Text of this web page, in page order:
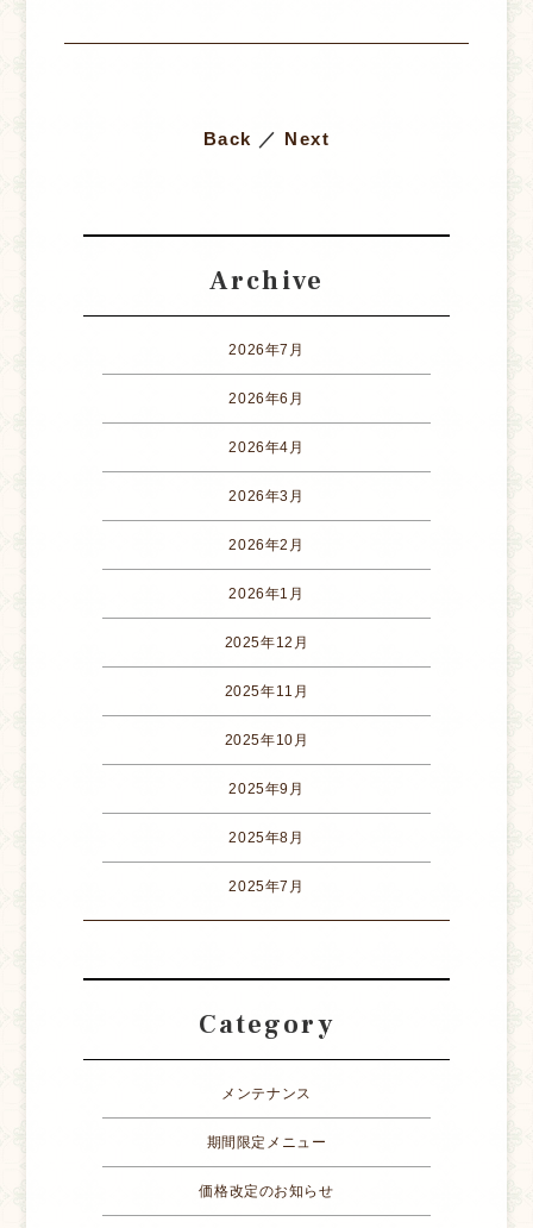
Back ／ Next
Archive
2026年7月
2026年6月
2026年4月
2026年3月
2026年2月
2026年1月
2025年12月
2025年11月
2025年10月
2025年9月
2025年8月
2025年7月
Category
メンテナンス
期間限定メニュー
価格改定のお知らせ